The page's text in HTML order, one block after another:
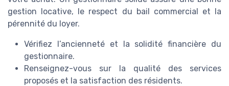
gestion locative, le respect du bail commercial et la
pérennité du loyer.
Vérifiez l’ancienneté et la solidité financière du
gestionnaire.
Renseignez-vous sur la qualité des services
proposés et la satisfaction des résidents.